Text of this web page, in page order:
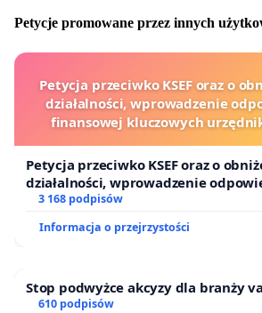
Petycje promowane przez innych
Petycja przeciwko KSEF oraz o
działalności, wprowadzenie
finansowej kluczowych
Petycja przeciwko KSEF oraz o
działalności, wprowadzenie
finansowej kluczowych urzędników
3 168 podpisów
Informacja o przejrzystości
Stop podwyżce akcyzy dla branży
610 podpisów